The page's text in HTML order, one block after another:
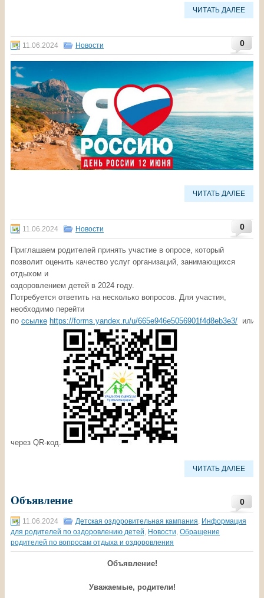
ЧИТАТЬ ДАЛЕЕ
0
11.06.2024 Новости
ЧИТАТЬ ДАЛЕЕ
0
11.06.2024 Новости
Приглашаем родителей принять участие в опросе, который
позволит оценить качество услуг организаций, занимающихся
отдыхом и
оздоровлением детей в 2024 году.
Потребуется ответить на несколько вопросов. Для участия,
необходимо перейти
по ссылке https://forms.yandex.ru/u/665e946e5056901f4d8eb3e3/ или
через QR-код.
ЧИТАТЬ ДАЛЕЕ
0
Объявление
11.06.2024 Детская оздоровительная кампания Информация
для родителей по оздоровлению детей Новости Обращение
родителей по вопросам отдыха и оздоровления
Объявление!
Уважаемые, родители!